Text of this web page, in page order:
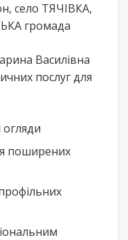
село ТЯЧІВКА,
громада
Василівна
послуг для
огляди
поширених